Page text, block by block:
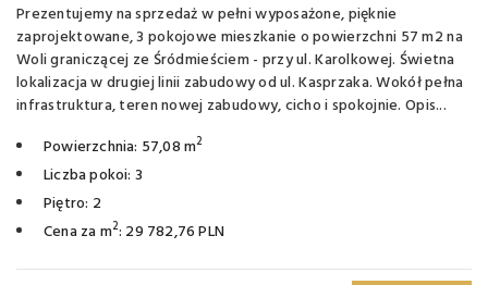
Prezentujemy na sprzedaż w pełni wyposażone, pięknie
zaprojektowane, 3 pokojowe mieszkanie o powierzchni 57 m2 na
Woli graniczącej ze Śródmieściem - przy ul. Karolkowej. Świetna
lokalizacja w drugiej linii zabudowy od ul. Kasprzaka. Wokół pełna
infrastruktura, teren nowej zabudowy, cicho i spokojnie. Opis...
Powierzchnia: 57,08 m2
Liczba pokoi: 3
Piętro: 2
Cena za m2: 29 782,76 PLN